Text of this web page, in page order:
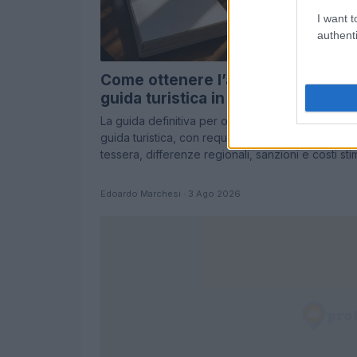
I want
Come ottenere l’abilitazione da
guida turistica in Italia
La guida definitiva per ottenere l’abilitazione da
guida turistica, con requisiti, prove d’esame,
tessera, differenze regionali, sanzioni e costi
Edoardo Marchesi · 3 Ago 2026